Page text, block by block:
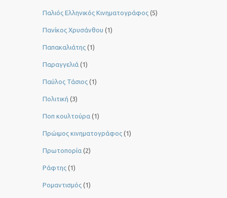
Παλιός Ελληνικός Κινηματογράφος (5)
Πανίκος Χρυσάνθου (1)
Παπακαλιάτης (1)
Παραγγελιά (1)
Παύλος Τάσιος (1)
Πολιτική (3)
Ποπ κουλτούρα (1)
Πρώιμος κινηματογράφος (1)
Πρωτοπορία (2)
Ράφτης (1)
Ρομαντισμός (1)